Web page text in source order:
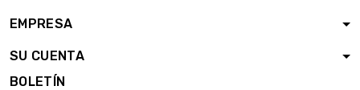
EMPRESA
SU CUENTA
BOLETÍN